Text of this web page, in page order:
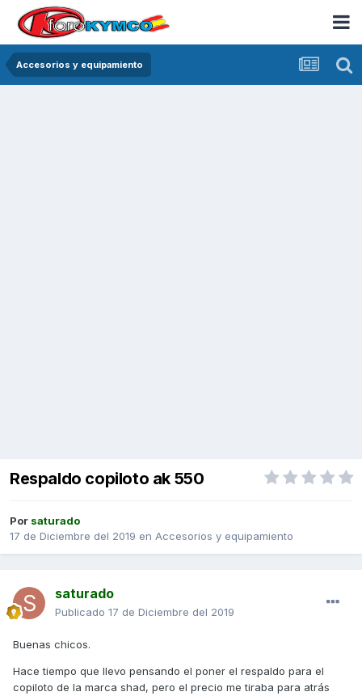
Accesorios y equipamiento
Respaldo copiloto ak 550
Por saturado
17 de Diciembre del 2019 en Accesorios y equipamiento
saturado
Publicado 17 de Diciembre del 2019
Buenas chicos.
Hace tiempo que llevo pensando el poner el respaldo para el
copiloto de la marca shad, pero el precio me tiraba para atrás